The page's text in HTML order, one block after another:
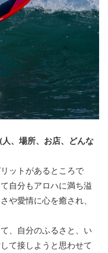
、場所、お店、どんな
ットがあるところで
自分もアロハに満ち溢
や愛情に心を癒され、
、自分のふるさと、い
て接しようと思わせて